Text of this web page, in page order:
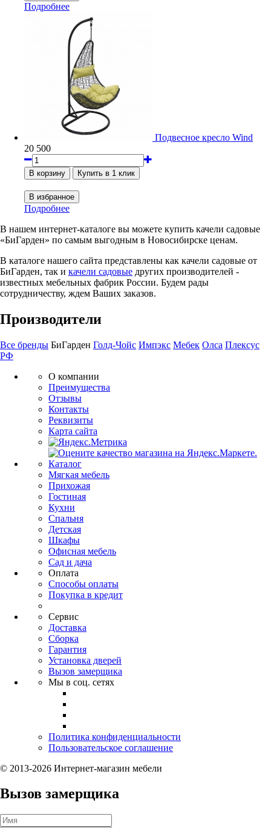
Подробнее
Подвесное кресло Wind
20 500
Подробнее
В нашем интернет-каталоге вы можете купить качели садовые
«БиГарден» по самым выгодным в Новосибирске ценам.
В каталоге нашего сайта представлены как качели садовые от
БиГарден, так и качели садовые других производителей -
известных мебельных фабрик России. Будем рады
сотрудничеству, ждем Ваших заказов.
Производители
Все бренды БиГарден Голд-Чойс Импэкс Мебек Олса Плексус
РФ
О компании
Преимущества
Отзывы
Контакты
Реквизиты
Карта сайта
Каталог
Мягкая мебель
Прихожая
Гостиная
Кухни
Спальня
Детская
Шкафы
Офисная мебель
Сад и дача
Оплата
Способы оплаты
Покупка в кредит
Сервис
Доставка
Сборка
Гарантия
Установка дверей
Вызов замерщика
Мы в соц. сетях
Политика конфиденциальности
Пользовательское соглашение
© 2013-2026 Интернет-магазин мебели
Вызов замерщика